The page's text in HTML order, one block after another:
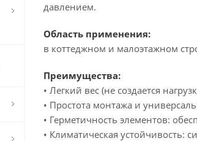
давлением.
Область применения:
в коттеджном и малоэтажном
Преимущества:
• Легкий вес (не создается
• Простота монтажа и
• Герметичность элементов:
• Климатическая устойчивость: